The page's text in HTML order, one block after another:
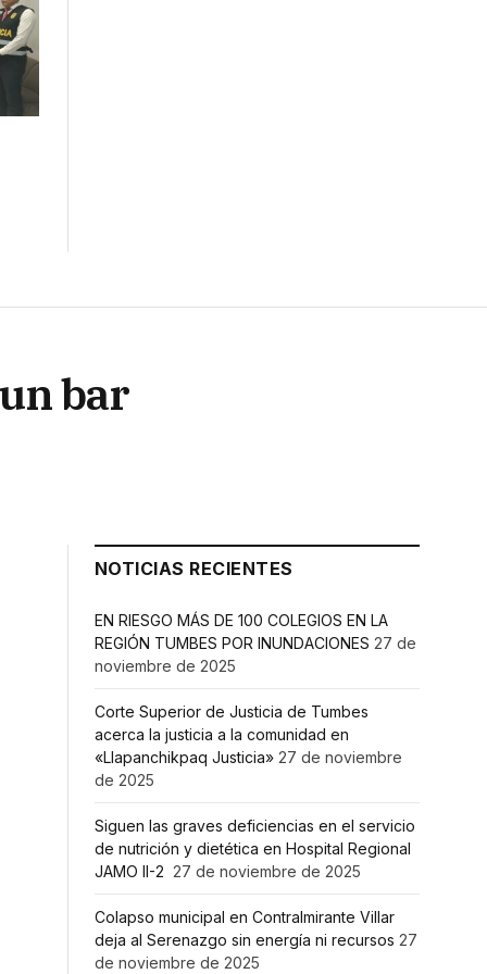
bar
NOTICIAS RECIENTES
EN RIESGO MÁS DE 100 COLEGIOS EN LA
REGIÓN TUMBES POR INUNDACIONES 27 de
noviembre de 2025
Corte Superior de Justicia de Tumbes
acerca la justicia a la comunidad en
«Llapanchikpaq Justicia» 27 de noviembre
de 2025
Siguen las graves deficiencias en el servicio
de nutrición y dietética en Hospital Regional
JAMO II-2 27 de noviembre de 2025
Colapso municipal en Contralmirante Villar
deja al Serenazgo sin energía ni recursos 27
de noviembre de 2025